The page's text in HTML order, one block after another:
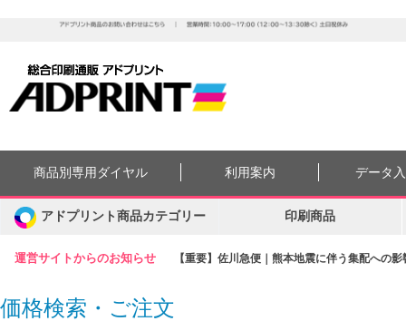
運営サイトからのお知らせ 【重要】佐川急便｜熊本地震に伴う集配への
商品別専用ダイヤル 利用案内 データ
アドプリント商品カテゴリー 印刷商品
価格検索・ご注文